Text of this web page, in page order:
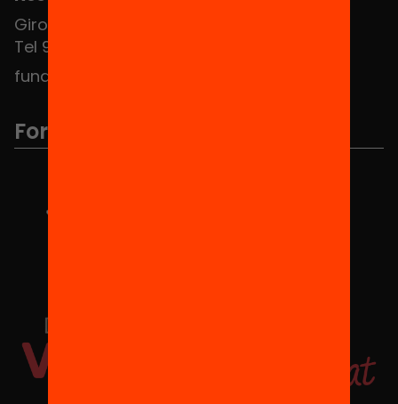
Girona 34, interior 08010 Barcelona
Tel 934 588 700
fundacio@equitat.org
Formamos parte de...